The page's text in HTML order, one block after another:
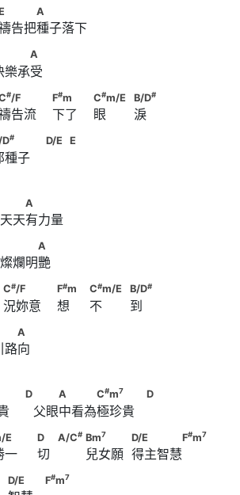
A
禱告把種子落下
　　　A
A
樂承受
#m　　                        C
D
#/F F#m C#m/E B/D#
告流    下了    眼       淚
D
E
D# D/E E
種子
　　　A
A
天天有力量
　　　　A
A
燦爛明艷
7 C
#m　                              C
D
C#/F F#m C#m/E B/D#
妳意    想     不       到
　　A
A
路向
D       　　A　　
D A C#m7 D
父眼中看為極珍貴
C
m/E　　　
7
E D A/C# Bm7 D/E F#m7
切         兒女願  得主智慧
DM
D/E F#m7